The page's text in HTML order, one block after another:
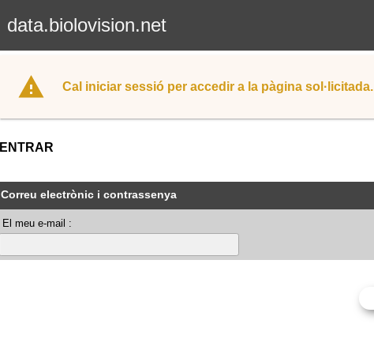
data.biolovision.net
Cal iniciar sessió per accedir a la pàgina sol·licitada.
ENTRAR
Correu electrònic i contrassenya
El meu e-mail :